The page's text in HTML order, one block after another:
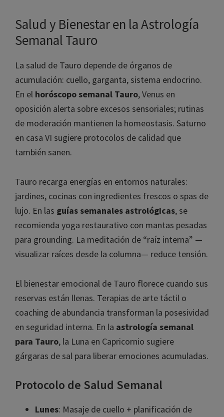
Salud y Bienestar en la Astrología
Semanal Tauro
La salud de Tauro depende de órganos de
acumulación: cuello, garganta, sistema endocrino.
En el horóscopo semanal Tauro, Venus en
oposición alerta sobre excesos sensoriales; rutinas
de moderación mantienen la homeostasis. Saturno
en casa VI sugiere protocolos de calidad que
también sanen.
Tauro recarga energías en entornos naturales:
jardines, cocinas con ingredientes frescos o spas de
lujo. En las guías semanales astrológicas, se
recomienda yoga restaurativo con mantas pesadas
para grounding. La meditación de “raíz interna” —
visualizar raíces desde la columna— reduce tensión.
El bienestar emocional de Tauro florece cuando sus
reservas están llenas. Terapias de arte táctil o
coaching de abundancia transforman la posesividad
en seguridad interna. En la astrología semanal
para Tauro, la Luna en Capricornio sugiere
gárgaras de sal para liberar emociones acumuladas.
Protocolo de Salud Semanal
Lunes: Masaje de cuello + planificación de